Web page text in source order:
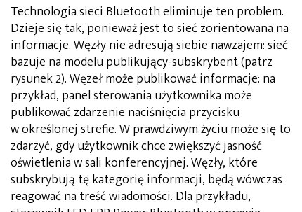
Technologia sieci Bluetooth eliminuje ten problem.
Dzieje się tak, ponieważ jest to sieć zorientowana na
informacje. Węzły nie adresują siebie nawzajem: sieć
bazuje na modelu publikujący-subskrybent (patrz
rysunek 2). Węzeł może publikować informacje: na
przykład, panel sterowania użytkownika może
publikować zdarzenie naciśnięcia przycisku
w określonej strefie. W prawdziwym życiu może się to
zdarzyć, gdy użytkownik chce zwiększyć jasność
oświetlenia w sali konferencyjnej. Węzły, które
subskrybują tę kategorię informacji, będą wówczas
reagować na treść wiadomości. Dla przykładu,